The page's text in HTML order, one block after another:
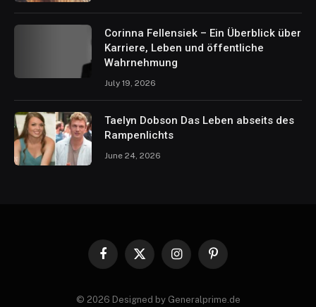
Corinna Fellensiek – Ein Überblick über
Karriere, Leben und öffentliche
Wahrnehmung
July 19, 2026
Taelyn Dobson Das Leben abseits des
Rampenlichts
June 24, 2026
Facebook
X
InstagramPinterest
© 2026 Designed by Generalprime.de